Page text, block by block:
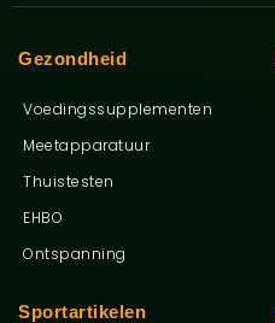
Sportartikelen
Gezondheid
Voedingssupplementen
Meetapparatuur
Thuistesten
EHBO
Ontspanning